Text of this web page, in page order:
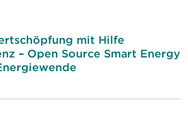
mit Hilfe
– Open Source Smart Energy